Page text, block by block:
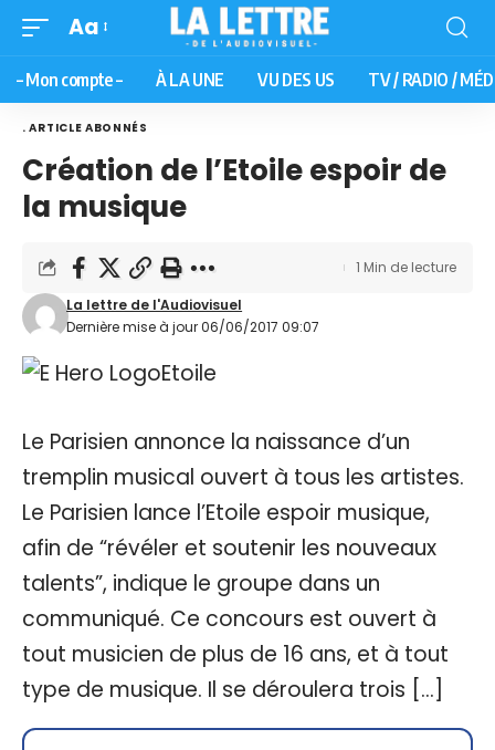
Aa
– Mon compte – À LA UNE VU DES US TV / RADIO /
. ARTICLE ABONNÉS
Création de l’Etoile espoir de
la musique
Dernière mise à jour 06/06/2017 09:07
La lettre de l'Audiovisuel
1 Min de lecture
Le Parisien annonce la naissance d’un
tremplin musical ouvert à tous les artistes.
Le Parisien lance l’Etoile espoir musique,
afin de “révéler et soutenir les nouveaux
talents”, indique le groupe dans un
communiqué. Ce concours est ouvert à
tout musicien de plus de 16 ans, et à tout
type de musique. Il se déroulera trois […]